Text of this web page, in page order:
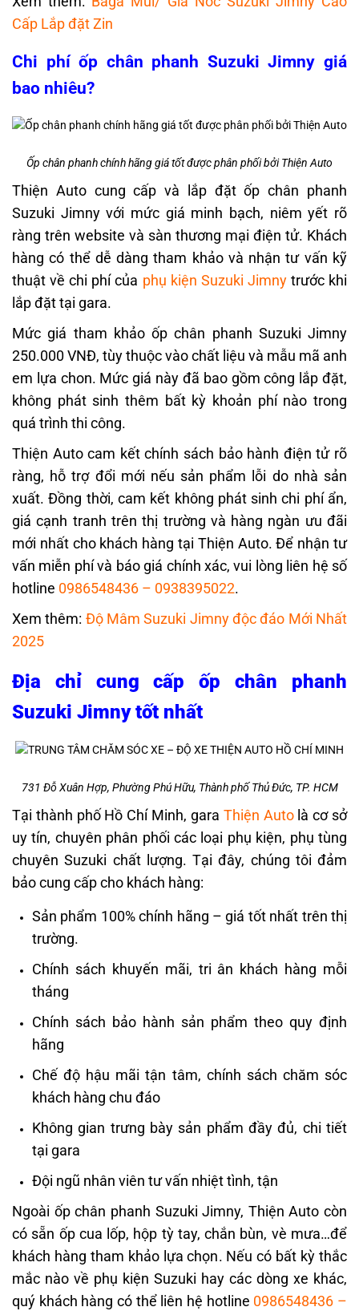
Cấp Lắp đặt Zin
Chi phí ốp chân phanh Suzuki Jimny giá
bao nhiêu?
Ốp chân phanh chính hãng giá tốt được phân phối bởi Thiện Auto
Thiện Auto cung cấp và lắp đặt ốp chân phanh
Suzuki Jimny với mức giá minh bạch, niêm yết rõ
ràng trên website và sàn thương mại điện tử. Khách
hàng có thể dễ dàng tham khảo và nhận tư vấn kỹ
thuật về chi phí của phụ kiện Suzuki Jimny trước khi
lắp đặt tại gara.
Mức giá tham khảo ốp chân phanh Suzuki Jimny
250.000 VNĐ, tùy thuộc vào chất liệu và mẫu mã anh
em lựa chon. Mức giá này đã bao gồm công lắp đặt,
không phát sinh thêm bất kỳ khoản phí nào trong
quá trình thi công.
Thiện Auto cam kết chính sách bảo hành điện tử rõ
ràng, hỗ trợ đổi mới nếu sản phẩm lỗi do nhà sản
xuất. Đồng thời, cam kết không phát sinh chi phí ẩn,
giá cạnh tranh trên thị trường và hàng ngàn ưu đãi
mới nhất cho khách hàng tại Thiện Auto. Để nhận tư
vấn miễn phí và báo giá chính xác, vui lòng liên hệ số
hotline 0986548436 – 0938395022.
Xem thêm: Độ Mâm Suzuki Jimny độc đáo Mới Nhất
2025
Địa chỉ cung cấp ốp chân phanh
Suzuki Jimny tốt nhất
731 Đỗ Xuân Hợp, Phường Phú Hữu, Thành phố Thủ Đức, TP. HCM
Tại thành phố Hồ Chí Minh, gara Thiện Autolà cơ sở
uy tín, chuyên phân phối các loại phụ kiện, phụ tùng
chuyên Suzuki chất lượng. Tại đây, chúng tôi đảm
bảo cung cấp cho khách hàng:
Sản phẩm 100% chính hãng – giá tốt nhất trên thị
trường.
Chính sách khuyến mãi, tri ân khách hàng mỗi
tháng
Chính sách bảo hành sản phẩm theo quy định
hãng
Chế độ hậu mãi tận tâm, chính sách chăm sóc
khách hàng chu đáo
Không gian trưng bày sản phẩm đầy đủ, chi tiết
tại gara
Đội ngũ nhân viên tư vấn nhiệt tình, tận
Ngoài ốp chân phanh Suzuki Jimny, Thiện Auto còn
có sẵn ốp cua lốp, hộp tỳ tay, chắn bùn, vè mưa…để
khách hàng tham khảo lựa chọn. Nếu có bất kỳ thắc
mắc nào về phụ kiện Suzuki hay các dòng xe khác,
quý khách hàng có thể liên hệ hotline 0986548436 –